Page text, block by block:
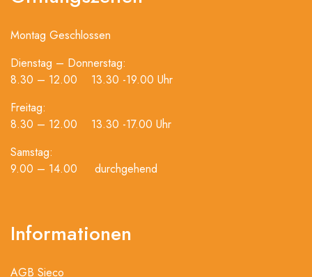
Montag Geschlossen
Dienstag – Donnerstag:
8.30 – 12.00 13.30 -19.00 Uhr
Freitag:
8.30 – 12.00 13.30 -17.00 Uhr
Samstag:
9.00 – 14.00 durchgehend
Informationen
AGB Sieco